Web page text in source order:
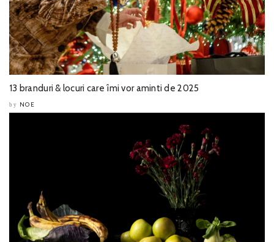
13 branduri & locuri care îmi vor aminti de 2025
by NOE